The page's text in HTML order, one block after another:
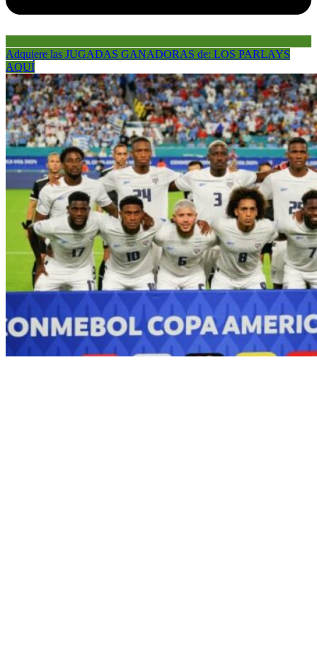
Adquiere las JUGADAS GANADORAS de: LOS PARLAYS
AQUÍ